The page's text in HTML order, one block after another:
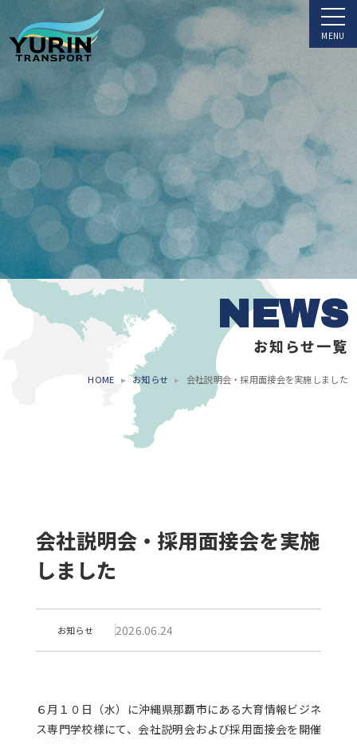
NEWS
お知らせ一覧
HOME お知らせ 会社説明会・採用面接会を実施しました
会社説明会・採用面接会を実施
しました
お知らせ 2026.06.24
６月１０日（水）に沖縄県那覇市にある大育情報ビジネ
ス専門学校様にて、会社説明会および採用面接会を開催